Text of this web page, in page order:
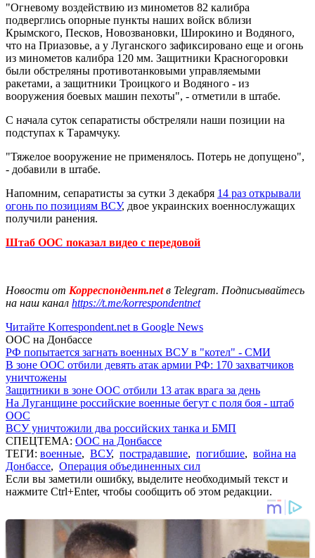
"Огневому воздействию из минометов 82 калибра
подверглись опорные пункты наших войск вблизи
Крымского, Песков, Новозвановки, Широкино и Водяного,
что на Приазовье, а у Луганского зафиксировано еще и огонь
из минометов калибра 120 мм. Защитники Красногоровки
были обстреляны противотанковыми управляемыми
ракетами, а защитники Троицкого и Водяного - из
вооружения боевых машин пехоты", - отметили в штабе.
С начала суток сепаратисты обстреляли наши позиции на
подступах к Тарамчуку.
"Тяжелое вооружение не применялось. Потерь не допущено",
- добавили в штабе.
Напомним, сепаратисты за сутки 3 декабря 14 раз открывали
огонь по позициям ВСУ, двое украинских военнослужащих
получили ранения.
Штаб ООС показал видео с передовой
Новости от Корреспондент.netв Telegram. Подписывайтесь
на наш канал https://t.me/korrespondentnet
Читайте Korrespondent.net в Google News
ООС на Донбассе
РФ попытается загнать военных ВСУ в "котел" - СМИ
В зоне ООС отбили девять атак армии РФ: 170 захватчиков
уничтожены
Защитники в зоне ООС отбили 13 атак врага за день
На Луганщине российские военные бегут с поля боя - штаб
ООС
ВСУ уничтожили два российских танка и БМП
СПЕЦТЕМА: ООС на Донбассе
ТЕГИ: военные, ВСУ, пострадавшие, погибшие, война на
Донбассе, Операция объединенных сил
Если вы заметили ошибку, выделите необходимый текст и
нажмите Ctrl+Enter, чтобы сообщить об этом редакции.